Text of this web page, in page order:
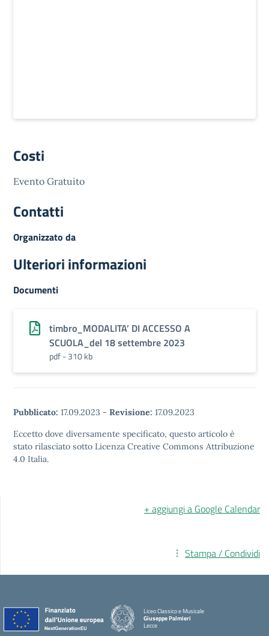
Costi
Evento Gratuito
Contatti
Organizzato da
Ulteriori informazioni
Documenti
timbro_MODALITA’ DI ACCESSO A
SCUOLA_del 18 settembre 2023
pdf - 310 kb
Pubblicato: 17.09.2023 - Revisione: 17.09.2023
Eccetto dove diversamente specificato, questo articolo è
stato rilasciato sotto Licenza Creative Commons Attribuzione
4.0 Italia.
+ aggiungi a Google Calendar
Stampa / Condividi
Liceo Classico e Musicale
Giuseppe Palmieri
Lecce